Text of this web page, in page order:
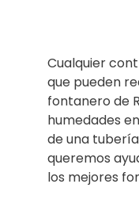
Cualquier
que pueden
fontanero de
humedades
de una
queremos
los mejores